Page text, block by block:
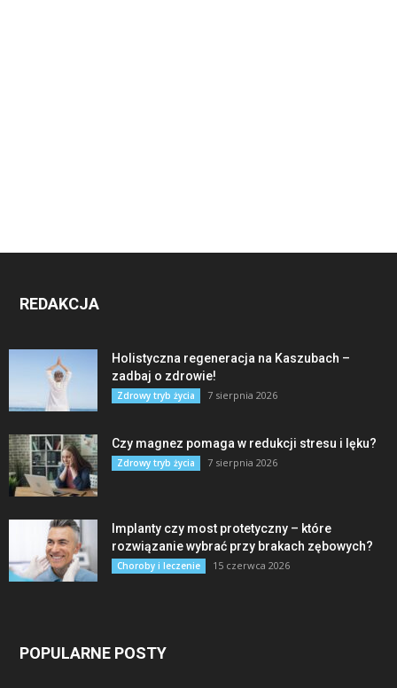
REDAKCJA
Holistyczna regeneracja na Kaszubach –
zadbaj o zdrowie!
Zdrowy tryb życia 7 sierpnia 2026
Czy magnez pomaga w redukcji stresu i lęku?
Zdrowy tryb życia 7 sierpnia 2026
Implanty czy most protetyczny – które
rozwiązanie wybrać przy brakach zębowych?
Choroby i leczenie 15 czerwca 2026
POPULARNE POSTY